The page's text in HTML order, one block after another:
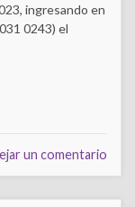
ingresando en
0243) el
un comentario